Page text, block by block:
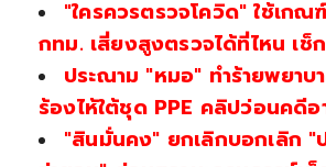
"ใครควรตรวจโควิด" ใช้เกณ
กทม. เสี่ยงสูงตรวจได้ที่ไหน เช็
ประณาม "หมอ" ทำร้ายพยาบ
ร้องไห้ใต้ชุด PPE คลิปว่อนคดี
"สินมั่นคง" ยกเลิกบอกเลิก "